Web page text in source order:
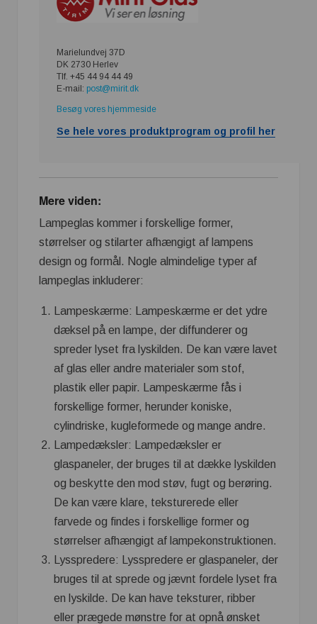
Marielundvej 37D
DK 2730 Herlev
Tlf. +45 44 94 44 49
E-mail: post@mirit.dk
Besøg vores hjemmeside
Se hele vores produktprogram og profil her
Mere viden:
Lampeglas kommer i forskellige former,
størrelser og stilarter afhængigt af lampens
design og formål. Nogle almindelige typer af
lampeglas inkluderer:
Lampeskærme: Lampeskærme er det ydre
dæksel på en lampe, der diffunderer og
spreder lyset fra lyskilden. De kan være lavet
af glas eller andre materialer som stof,
plastik eller papir. Lampeskærme fås i
forskellige former, herunder koniske,
cylindriske, kugleformede og mange andre.
Lampedæksler: Lampedæksler er
glaspaneler, der bruges til at dække lyskilden
og beskytte den mod støv, fugt og berøring.
De kan være klare, teksturerede eller
farvede og findes i forskellige former og
størrelser afhængigt af lampekonstruktionen.
Lysspredere: Lysspredere er glaspaneler, der
bruges til at sprede og jævnt fordele lyset fra
en lyskilde. De kan have teksturer, ribber
eller prægede mønstre for at opnå ønsket